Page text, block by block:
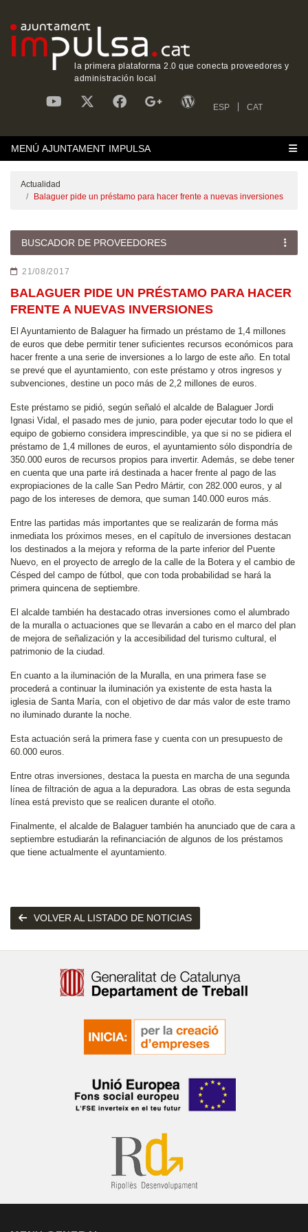
la primera plataforma 2.0 que conecta proveedores y
administración local
ESP CAT
MENÚ AJUNTAMENT IMPULSA
Actualidad
Balaguer pide un préstamo para hacer frente a nuevas inversiones
BUSCADOR DE PROVEEDORES
21/08/2017
BALAGUER PIDE UN PRÉSTAMO PARA HACER
FRENTE A NUEVAS INVERSIONES
El Ayuntamiento de Balaguer ha firmado un préstamo de 1,4 millones
de euros que debe permitir tener suficientes recursos económicos para
hacer frente a una serie de inversiones a lo largo de este año. En total
se prevé que el ayuntamiento, con este préstamo y otros ingresos y
subvenciones, destine un poco más de 2,2 millones de euros.
Este préstamo se pidió, según señaló el alcalde de Balaguer Jordi
Ignasi Vidal, el pasado mes de junio, para poder ejecutar todo lo que el
equipo de gobierno considera imprescindible, ya que si no se pidiera el
préstamo de 1,4 millones de euros, el ayuntamiento sólo dispondría de
350.000 euros de recursos propios para invertir. Además, se debe tener
en cuenta que una parte irá destinada a hacer frente al pago de las
expropiaciones de la calle San Pedro Mártir, con 282.000 euros, y al
pago de los intereses de demora, que suman 140.000 euros más.
Entre las partidas más importantes que se realizarán de forma más
inmediata los próximos meses, en el capítulo de inversiones destacan
los destinados a la mejora y reforma de la parte inferior del Puente
Nuevo, en el proyecto de arreglo de la calle de la Botera y el cambio de
Césped del campo de fútbol, que con toda probabilidad se hará la
primera quincena de septiembre.
El alcalde también ha destacado otras inversiones como el alumbrado
de la muralla o actuaciones que se llevarán a cabo en el marco del plan
de mejora de señalización y la accesibilidad del turismo cultural, el
patrimonio de la ciudad.
En cuanto a la iluminación de la Muralla, en una primera fase se
procederá a continuar la iluminación ya existente de esta hasta la
iglesia de Santa María, con el objetivo de dar más valor de este tramo
no iluminado durante la noche.
Esta actuación será la primera fase y cuenta con un presupuesto de
60.000 euros.
Entre otras inversiones, destaca la puesta en marcha de una segunda
línea de filtración de agua a la depuradora. Las obras de esta segunda
línea está previsto que se realicen durante el otoño.
Finalmente, el alcalde de Balaguer también ha anunciado que de cara a
septiembre estudiarán la refinanciación de algunos de los préstamos
que tiene actualmente el ayuntamiento.
VOLVER AL LISTADO DE NOTICIAS